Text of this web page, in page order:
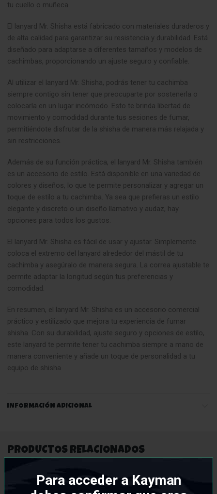
Para acceder a Kayman
tu cuello o muñeca.
El lanyard Mr. Shisha está fabricado con materiales duraderos y
de alta calidad para garantizar su resistencia y durabilidad. Está
diseñado para adaptarse a diferentes tamaños y modelos de
cachimbas, proporcionando un ajuste seguro y confiable.
Al utilizar el lanyard Mr. Shisha, podrás tener tu cachimba
siempre contigo sin tener que preocuparte por sostenerla o
colocarla en un lugar incómodo. Esto te brinda libertad de
movimiento y comodidad durante tus sesiones de fumar,
permitiéndote disfrutar de la shisha de manera más relajada y
sin restricciones.
Además de su función práctica, el lanyard Mr. Shisha también
es un accesorio de estilo. Está disponible en una variedad de
colores y diseños, lo que te permite personalizar y agregar un
toque de estilo a tu cachimba. Ya sea que prefieras un estilo
elegante y discreto o un diseño llamativo y audaz, hay
opciones para todos los gustos.
El lanyard Mr. Shisha es fácil de usar y ajustar. Simplemente
coloca el extremo del lanyard alrededor del mástil de tu
cachimba y asegúralo de manera segura. La correa ajustable te
permite adaptar la longitud según tus preferencias y
comodidad.
En resumen, el lanyard Mr. Shisha es un accesorio comercial
práctico y estilizado que mejora tu experiencia de fumar
shisha. Con su durabilidad, ajuste seguro y opciones de estilo,
este lanyard te permite tener tu cachimba siempre a mano de
manera conveniente y añade un toque de personalidad a tu
equipo de shisha.
INFORMACIÓN ADICIONAL
PRODUCTOS RELACIONADOS